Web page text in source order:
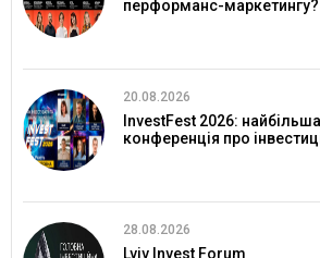
перформанс-маркетингу?
20.08.2026
InvestFest 2026:
конференція про
28.08.2026
Lviv Invest Forum